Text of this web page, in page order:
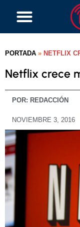
PORTADA » NETFLIX
Netflix crece
POR: REDACCIÓN
NOVIEMBRE 3, 2016